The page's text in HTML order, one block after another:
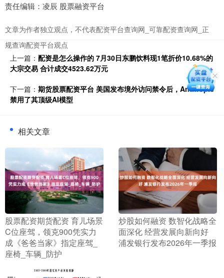
责任编辑：凌辰 股票融资平台
文章为作者独立观点，不代表配资平台查询网_可靠配资查询网_正
规查询配资平台观点
上一篇： 配资是怎么操作的 7月30日东鹏饮料现1笔折价10.68%的
大宗交易 合计成交4523.62万元
下一篇： 期货股票配资平台 美国发布境外访问禁令后，Anthropic
禁用了其顶级AI模型
相关文章
​股票配资期货配资 育儿场景
C位座驾，领克900凭实力
成《爸爸当家》指定座驾_
座椅_车辆_防护
​炒股如何融资 数智化战略全
面深化 经营发展向新向好
浦发银行发布2026年一季报